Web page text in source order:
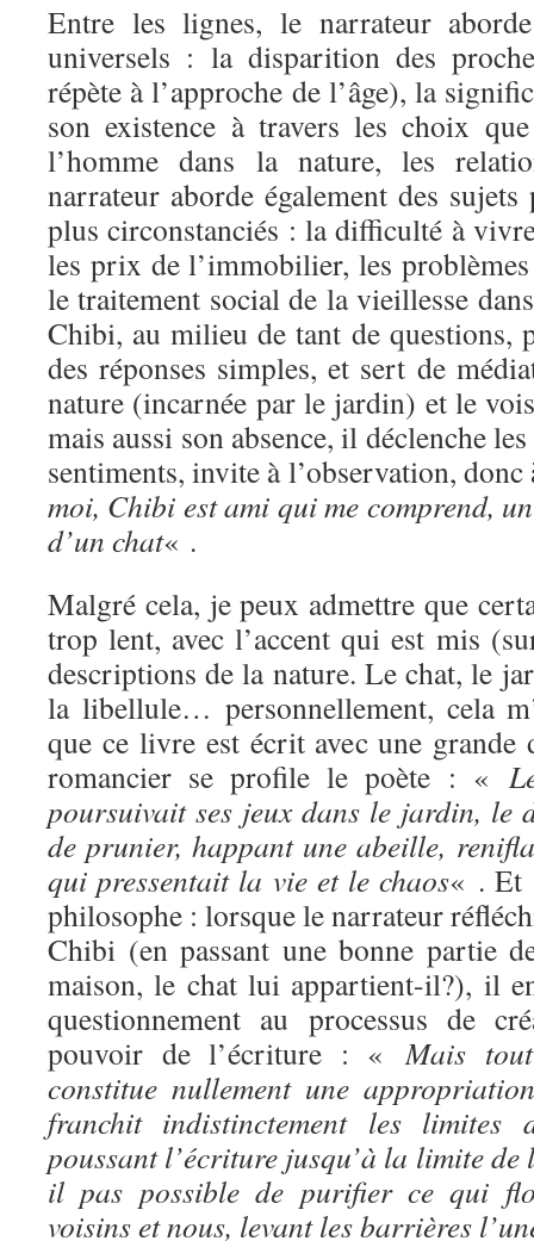
Entre les lignes, le narrateur
universels : la disparition des
répète à l’approche de l’âge), la
son existence à travers les choix
l’homme dans la nature, les
narrateur aborde également des
plus circonstanciés : la difficulté à
les prix de l’immobilier, les problèmes
le traitement social de la vieillesse
Chibi, au milieu de tant de questions,
des réponses simples, et sert de
nature (incarnée par le jardin) et le
mais aussi son absence, il déclenche
sentiments, invite à l’observation,
moi, Chibi est ami qui me comprend,
d’un chat« .
Malgré cela, je peux admettre que
trop lent, avec l’accent qui est mis
descriptions de la nature. Le chat, le
la libellule… personnellement, cela
que ce livre est écrit avec une grande
romancier se profile le poète : «
poursuivait ses jeux dans le jardin, le
de prunier, happant une abeille,
qui pressentait la vie et le chaos« . Et
philosophe : lorsque le narrateur
Chibi (en passant une bonne partie
maison, le chat lui appartient-il?), il
questionnement au processus de
pouvoir de l’écriture : «Mais
constitue nullement une
franchit indistinctement les limites
poussant l’écriture jusqu’à la limite de
il pas possible de purifier ce qui
voisins et nous, levant les barrières